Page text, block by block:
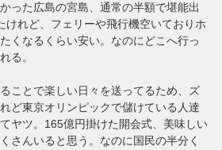
った広島の宮島、通常の半額で堪能出
けれど、フェリーや飛行機空いておりホ
くなるくらい安い。なのにどこへ行っ
る。
ことで楽しい日々を送ってるため、ズ
ど東京オリンピックで儲けている人達
ヤツ。165億円掛けた開会式、美味しい
さんいると思う。なのに国民の半分く